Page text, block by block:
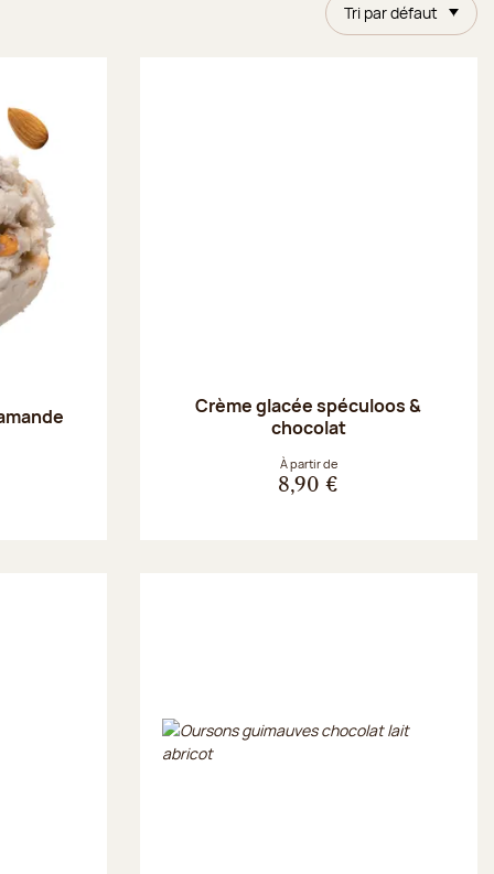
Tri par défaut
Crème glacée spéculoos &
chocolat
À partir de
8,90 €